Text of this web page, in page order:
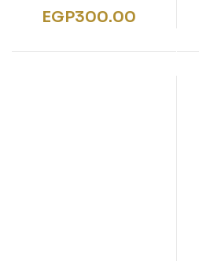
الخطاب الألماني المعاصر
EGP300.00